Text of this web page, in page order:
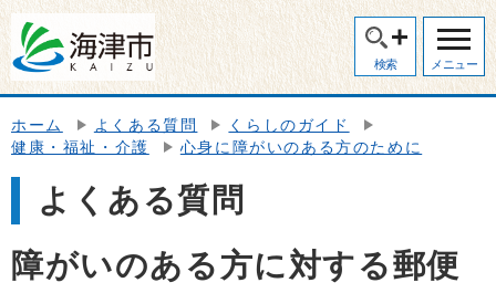
検索 メニュー
ホーム よくある質問
くらしのガイド
健康・福祉・介護
心身に障がいのある方のために
よくある質問
障がいのある方に対する郵便